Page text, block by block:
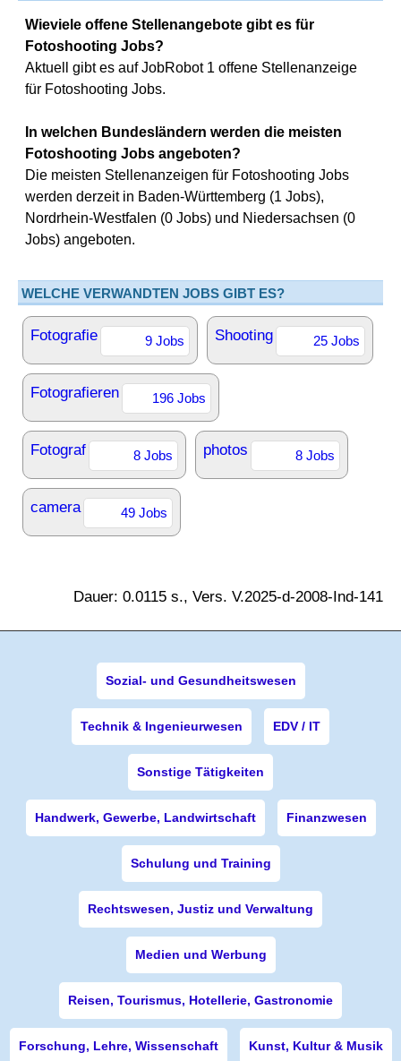
Wieviele offene Stellenangebote gibt es für
Fotoshooting Jobs?
Aktuell gibt es auf JobRobot 1 offene Stellenanzeige
für Fotoshooting Jobs.
In welchen Bundesländern werden die meisten
Fotoshooting Jobs angeboten?
Die meisten Stellenanzeigen für Fotoshooting Jobs
werden derzeit in Baden-Württemberg (1 Jobs),
Nordrhein-Westfalen (0 Jobs) und Niedersachsen (0
Jobs) angeboten.
WELCHE VERWANDTEN JOBS GIBT ES?
Fotografie 9 Jobs Shooting 25 Jobs
Fotografieren 196 Jobs
Fotograf 8 Jobs photos 8 Jobs
camera 49 Jobs
Dauer: 0.0115 s., Vers. V.2025-d-2008-Ind-141
Sozial- und Gesundheitswesen
Technik & Ingenieurwesen EDV / IT
Sonstige Tätigkeiten
Handwerk, Gewerbe, Landwirtschaft Finanzwesen
Schulung und Training
Rechtswesen, Justiz und Verwaltung
Medien und Werbung
Reisen, Tourismus, Hotellerie, Gastronomie
Forschung, Lehre, Wissenschaft Kunst, Kultur & Musik